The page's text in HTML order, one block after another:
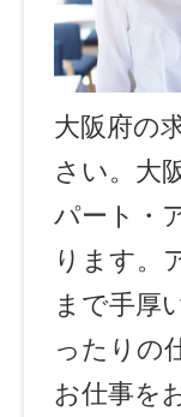
大阪府の
さい。大
パート・
ります。
まで手厚
ったりの
お仕事を